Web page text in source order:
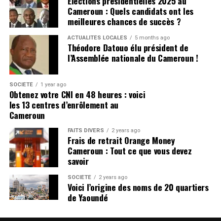
annoncé pour un nouveau mandat, reste plus que
jamais la figure tutélaire autour de laquelle
s’organise toute la stratégie du Moungo.
CLIQUEZ ici pour lire tout l’article sur
infocameroun.com
Rejoindre notre chaîne télégram pour avoir les
dernières infos
Cliquez ici
Nommé en 2022, Thierry Marchand aura accompagné
plusieurs chantiers stratégiques de la relation franco-
camerounaise, notamment sur les plans économique,
culturel et sécuritaire. Son départ marque la fin d’une
étape importante, mais les deux capitales entendent
CLIQUEZ ici pour lire tout l’article sur
infocameroun.com
Rejoindre notre chaîne télégram pour avoir les
dernières infos
Cliquez ici
Cameroun : Quels candidats ont les
meilleures chances de succès ?
ACTUALITÉS LOCALES 5 months ago
Théodore Datouo élu président de
l’Assemblée nationale du Cameroun !
SOCIÉTÉ 1 year ago
Obtenez votre CNI en 48 heures : voici
les 13 centres d’enrôlement au
Cameroun
FAITS DIVERS 2 years ago
Frais de retrait Orange Money
Cameroun : Tout ce que vous devez
savoir
SOCIÉTÉ 2 years ago
Voici l’origine des noms de 20 quartiers
de Yaoundé